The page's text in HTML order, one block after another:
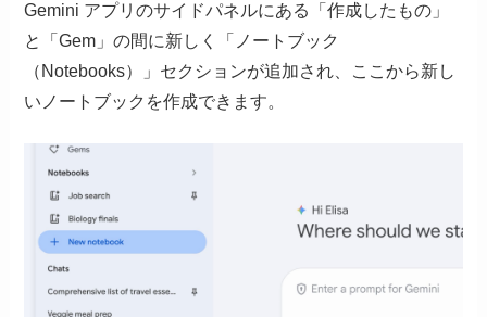
Gemini アプリのサイドパネルにある「作成したもの」
と「Gem」の間に新しく「ノートブック
（Notebooks）」セクションが追加され、ここから新し
いノートブックを作成できます。